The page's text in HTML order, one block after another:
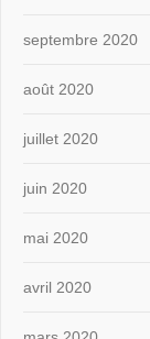
septembre 2020
août 2020
juillet 2020
juin 2020
mai 2020
avril 2020